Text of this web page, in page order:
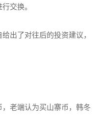
交换。
出了对往后的投资建议，
老端认为买山寨币，韩冬